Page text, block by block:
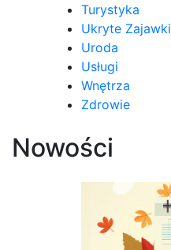
Turystyka
Ukryte Zajawki
Uroda
Usługi
Wnętrza
Zdrowie
Nowości